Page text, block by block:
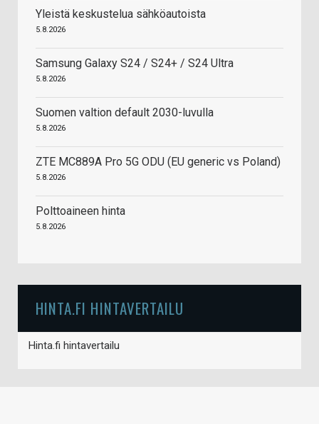
Yleistä keskustelua sähköautoista
5.8.2026
Samsung Galaxy S24 / S24+ / S24 Ultra
5.8.2026
Suomen valtion default 2030-luvulla
5.8.2026
ZTE MC889A Pro 5G ODU (EU generic vs Poland)
5.8.2026
Polttoaineen hinta
5.8.2026
HINTA.FI HINTAVERTAILU
Hinta.fi hintavertailu